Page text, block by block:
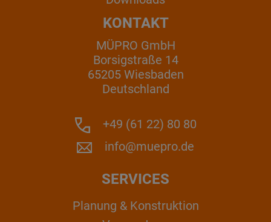
KONTAKT
MÜPRO GmbH
Borsigstraße 14
65205 Wiesbaden
Deutschland
+49 (61 22) 80 80
info@muepro.de
SERVICES
Planung & Konstruktion